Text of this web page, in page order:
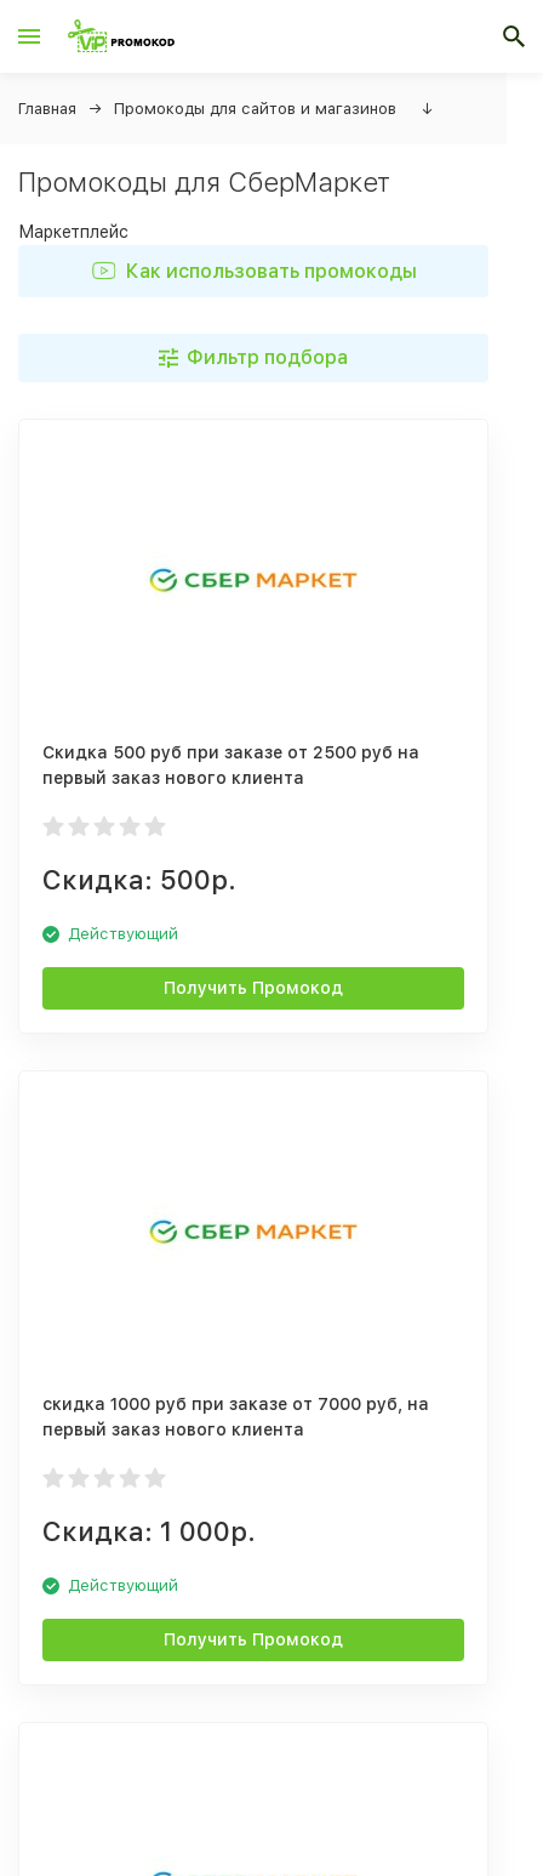
Главная Промокоды для сайтов и магазинов ↓
Промокоды для СберМаркет
Маркетплейс
Как использовать промокоды
Фильтр подбора
Скидка 500 руб при заказе от 2500 руб на
первый заказ нового клиента
Скидка: 500р.
Действующий
Получить Промокод
скидка 1000 руб при заказе от 7000 руб, на
первый заказ нового клиента
Скидка: 1 000р.
Действующий
Получить Промокод